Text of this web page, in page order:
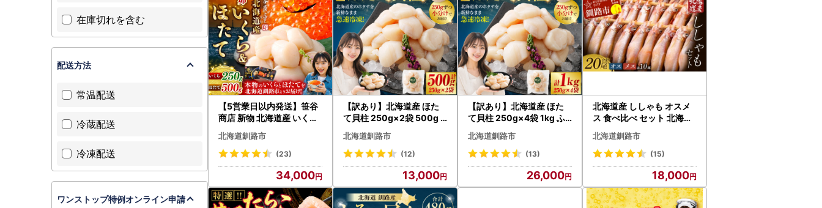
【5営業日以内発送】笹谷
商店 新物 北海道産 いくら
醤油漬け250g＆ほたて貝
柱500g
北海道釧路市
(23)
34,000
【訳あり】北海道産 ほた
て貝柱 250g×2袋 500g
ふるさと納税 帆立
北海道釧路市
(12)
13,000
【訳あり】北海道産 ほた
て貝柱 250g×4袋 1kg ふ
るさと納税 帆立
北海道釧路市
(13)
26,000
北海道産 ししゃも オスメ
ス 食べ比べ セット 北海道
釧路市 F4F-3597
北海道釧路市
(15)
18,000
在庫切れを含む
配送方法
常温配送
冷蔵配送
冷凍配送
ワンストップ特例オンライン申請